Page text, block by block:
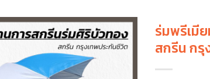
ร่มพรีเมี
สกรีน กรุ